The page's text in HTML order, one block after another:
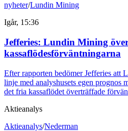
nyheter/Lundin Mining
Igår, 15:36
Jefferies: Lundin Mining
kassaflödesförväntningarna
Efter rapporten bedömer Jefferies att
linje med analyshusets egen prognos
det fria kassaflödet överträffade
Aktieanalys
Aktieanalys/Nederman